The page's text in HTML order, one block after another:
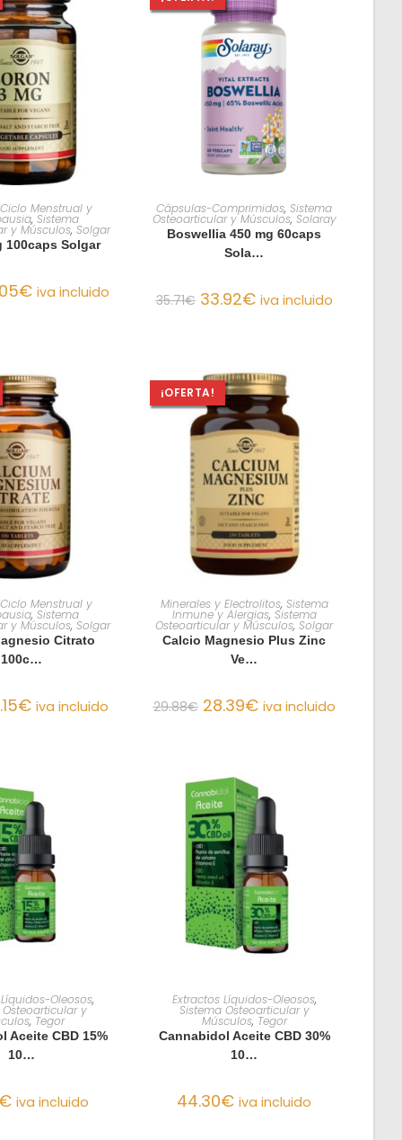
AL CARRITO
Menstrual y
, Sistema
y Músculos, Solgar
100caps Solgar
€ iva incluido
AÑADIR AL CARRITO
Cápsulas-Comprimidos, Sistema
Osteoarticular y Músculos, Solaray
Boswellia 450 mg 60caps
Sola…
35.71€ 33.92€ iva incluido
AL CARRITO
Menstrual y
, Sistema
y Músculos, Solgar
Citrato
100c…
€ iva incluido
¡OFERTA!
AÑADIR AL CARRITO
Minerales y Electrolitos, Sistema
Inmune y Alergias, Sistema
Osteoarticular y Músculos, Solgar
Calcio Magnesio Plus Zinc
Ve…
29.88€ 28.39€ iva incluido
AL CARRITO
Oleosos,
y
, Tegor
Aceite CBD 15%
10…
€ iva incluido
AÑADIR AL CARRITO
Extractos Líquidos-Oleosos,
Sistema Osteoarticular y
Músculos, Tegor
Cannabidol Aceite CBD 30%
10…
44.30€ iva incluido